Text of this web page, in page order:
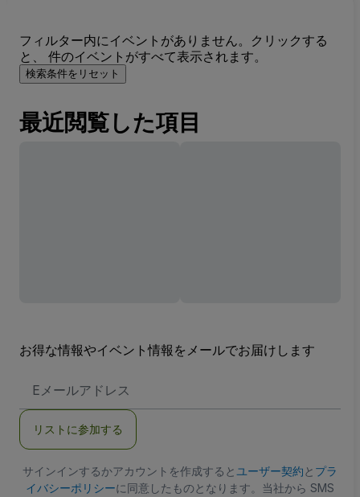
フィルター内にイベントがありません。クリックする
と、 件のイベントがすべて表示されます。
検索条件をリセット
最近閲覧した項目
お得な情報やイベント情報をメールでお届けします
メ
ア
ス
リストに参加する
サインインするかアカウントを作成すると ユーザー契約と プラ
イバシーポリシーに同意したものとなります。当社から SMS